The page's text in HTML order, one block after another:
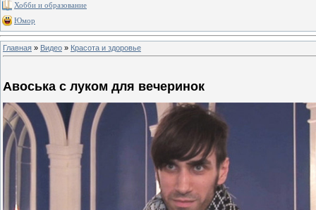
Хобби и образование
Юмор
Главная » Видео » Красота и здоровье
Авоська с луком для вечеринок